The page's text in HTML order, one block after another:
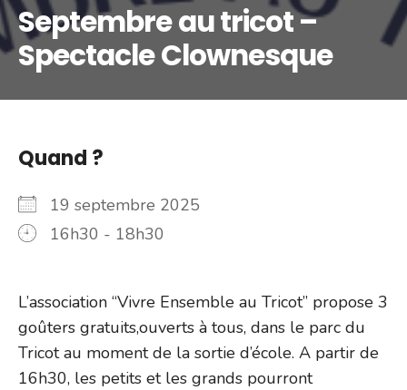
Septembre au tricot –
Spectacle Clownesque
Quand ?
19 septembre 2025
16h30 - 18h30
L’association “Vivre Ensemble au Tricot” propose 3
goûters gratuits,ouverts à tous, dans le parc du
Tricot au moment de la sortie d’école. A partir de
16h30, les petits et les grands pourront